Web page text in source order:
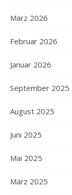
März 2026
Februar 2026
Januar 2026
September 2025
August 2025
Juni 2025
Mai 2025
März 2025